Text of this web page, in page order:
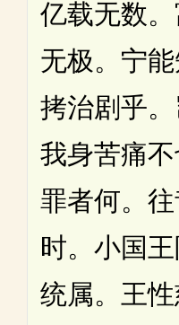
亿载无数
无极。宁
拷治剧乎
我身苦痛
罪者何。
时。小国
统属。王